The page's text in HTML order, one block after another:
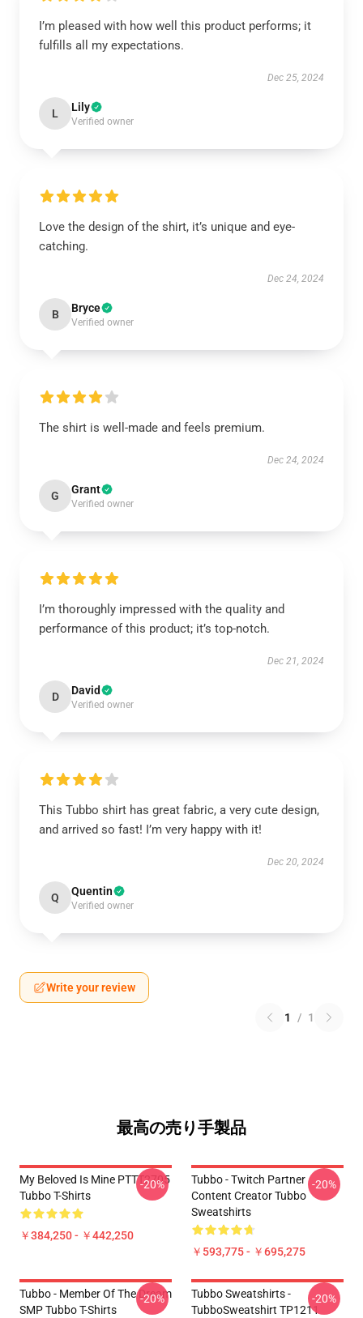
I’m pleased with how well this product performs; it
fulfills all my expectations.
Dec 25, 2024
L Lily
Verified owner
Love the design of the shirt, it’s unique and eye-
catching.
Dec 24, 2024
B Bryce
Verified owner
The shirt is well-made and feels premium.
Dec 24, 2024
G Grant
Verified owner
I’m thoroughly impressed with the quality and
performance of this product; it’s top-notch.
Dec 21, 2024
D David
Verified owner
This Tubbo shirt has great fabric, a very cute design,
and arrived so fast! I’m very happy with it!
Dec 20, 2024
Q Quentin
Verified owner
Write your review
1 / 1
最高の売り手製品
My Beloved Is Mine PTTT2705
Tubbo T-Shirts
￥384,250 - ￥442,250
-20%
Tubbo - Twitch Partner
Content Creator Tubbo
Sweatshirts
￥593,775 - ￥695,275
-20%
Tubbo - Member Of The Dream
SMP Tubbo T-Shirts
-20%
Tubbo Sweatshirts -
TubboSweatshirt TP1211
-20%